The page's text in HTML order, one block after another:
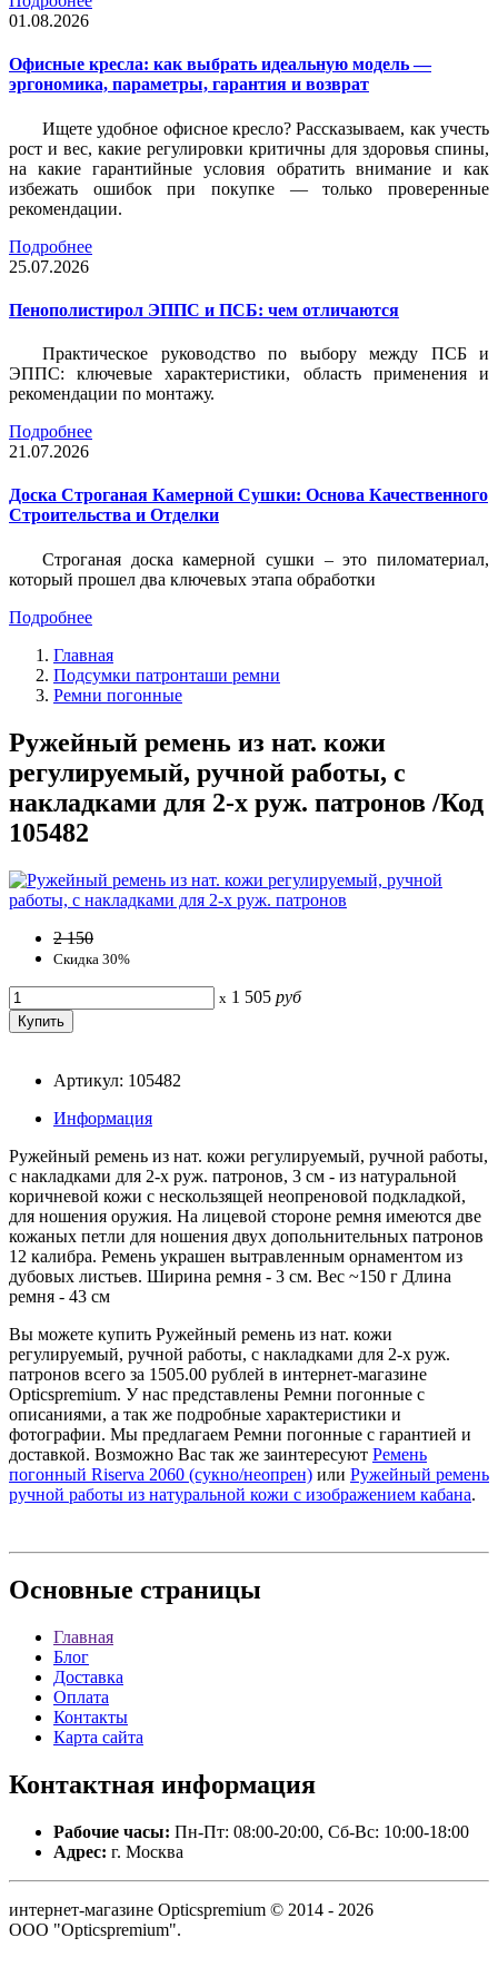
01.08.2026
Офисные кресла: как выбрать идеальную модель —
эргономика, параметры, гарантия и возврат
Ищете удобное офисное кресло? Рассказываем, как учесть
рост и вес, какие регулировки критичны для здоровья спины,
на какие гарантийные условия обратить внимание и как
избежать ошибок при покупке — только проверенные
рекомендации.
Подробнее
25.07.2026
Пенополистирол ЭППС и ПСБ: чем отличаются
Практическое руководство по выбору между ПСБ и
ЭППС: ключевые характеристики, область применения и
рекомендации по монтажу.
Подробнее
21.07.2026
Доска Строганая Камерной Сушки: Основа Качественного
Строительства и Отделки
Строганая доска камерной сушки – это пиломатериал,
который прошел два ключевых этапа обработки
Подробнее
Главная
Подсумки патронташи ремни
Ремни погонные
Ружейный ремень из нат. кожи
регулируемый, ручной работы, с
накладками для 2-х руж. патронов /Код
105482
2 150
Скидка 30%
x 1 505 руб
Артикул: 105482
Информация
Ружейный ремень из нат. кожи регулируемый, ручной работы,
с накладками для 2-х руж. патронов, 3 см - из натуральной
коричневой кожи с нескользящей неопреновой подкладкой,
для ношения оружия. На лицевой стороне ремня имеются две
кожаных петли для ношения двух допольнительных патронов
12 калибра. Ремень украшен вытравленным орнаментом из
дубовых листьев. Ширина ремня - 3 см. Вес ~150 г Длина
ремня - 43 см
Вы можете купить Ружейный ремень из нат. кожи
регулируемый, ручной работы, с накладками для 2-х руж.
патронов всего за 1505.00 рублей в интернет-магазине
Opticspremium. У нас представлены Ремни погонные с
описаниями, а так же подробные характеристики и
фотографии. Мы предлагаем Ремни погонные с гарантией и
доставкой. Возможно Вас так же заинтересуют Ремень
погонный Riserva 2060 (сукно/неопрен) или Ружейный ремень
ручной работы из натуральной кожи с изображением кабана.
Основные страницы
Главная
Блог
Доставка
Оплата
Контакты
Карта сайта
Контактная информация
Рабочие часы: Пн-Пт: 08:00-20:00, Сб-Вс: 10:00-18:00
Адрес: г. Москва
интернет-магазине Opticspremium © 2014 - 2026
ООО "Opticspremium".